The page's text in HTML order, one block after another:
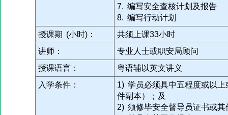
7. 编写安全查核计划及报告
8. 编写行动计划
授课期 (小时)：
共须上课33小时
讲师：
专业人士或职安局顾问
授课语言：
粤语辅以英文讲义
入学条件：
1) 学员必须具中五程度或以
件副本）；及
2) 须修毕安全督导员证书或